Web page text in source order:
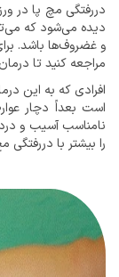
دررفتگی مچ پا در
دیده می‌شود که
و غضروف‌ها باشد.
مراجعه کنید تا
افرادی که به این
است بعداً دچار
نامناسب آسیب و
را بیشتر با دررفتگی